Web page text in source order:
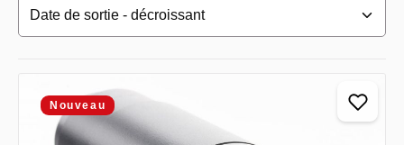
Nouveau